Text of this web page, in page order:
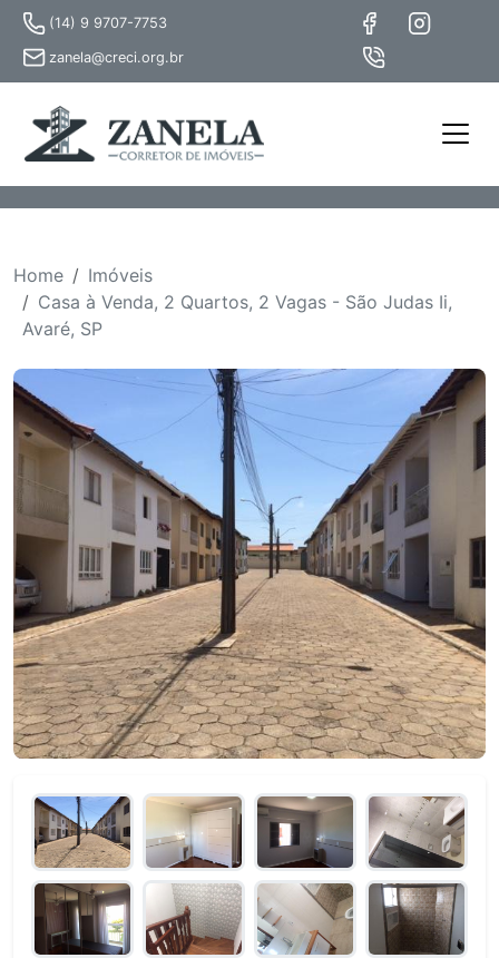
(14) 9 9707-7753
zanela@creci.org.br
Home
Imóveis
Casa à Venda, 2 Quartos, 2 Vagas - São Judas Ii,
Avaré, SP